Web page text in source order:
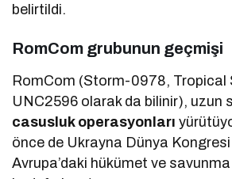
belirtildi.
RomCom grubunun geçmişi
RomCom (Storm-0978, Tropical
UNC2596 olarak da bilinir), uzun
casusluk operasyonları
önce de Ukrayna Dünya
Avrupa’daki hükümet ve savunma